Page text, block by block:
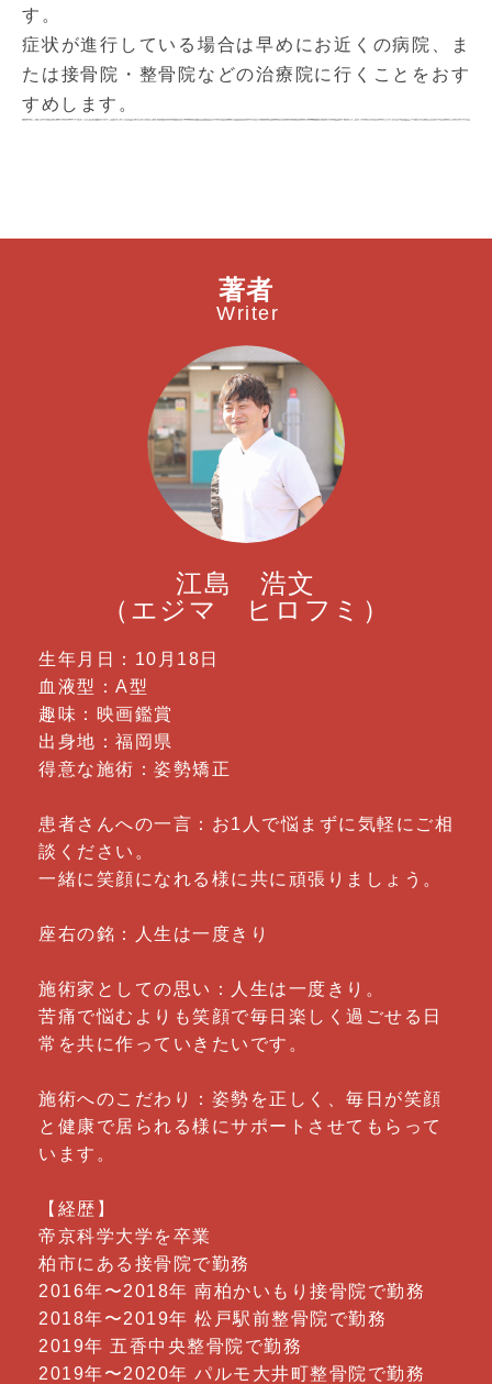
す。
症状が進行している場合は早めにお近くの病院、ま
たは接骨院・整骨院などの治療院に行くことをおす
すめします。
著者
Writer
江島 浩文
（エジマ ヒロフミ）
生年月日：10月18日
血液型：A型
趣味：映画鑑賞
出身地：福岡県
得意な施術：姿勢矯正
患者さんへの一言：お1人で悩まずに気軽にご相
談ください。
一緒に笑顔になれる様に共に頑張りましょう。
座右の銘：人生は一度きり
施術家としての思い：人生は一度きり。
苦痛で悩むよりも笑顔で毎日楽しく過ごせる日
常を共に作っていきたいです。
施術へのこだわり：姿勢を正しく、毎日が笑顔
と健康で居られる様にサポートさせてもらって
います。
【経歴】
帝京科学大学を卒業
柏市にある接骨院で勤務
2016年〜2018年 南柏かいもり接骨院で勤務
2018年〜2019年 松戸駅前整骨院で勤務
2019年 五香中央整骨院で勤務
2019年〜2020年 パルモ大井町整骨院で勤務